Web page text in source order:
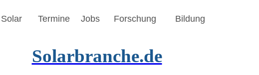
Solar Termine Jobs Forschung Bildung
Solarbranche.de